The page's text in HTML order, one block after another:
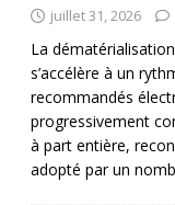
juillet 31, 2026
La
s’accélère à un
recommandés
progressivement
à part entière,
adopté par un